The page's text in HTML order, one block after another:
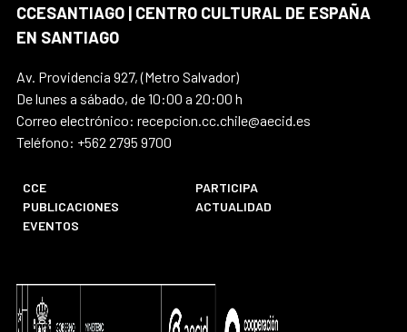
CCESANTIAGO | CENTRO CULTURAL DE ESPAÑA
EN SANTIAGO
Av. Providencia 927, (Metro Salvador)
De lunes a sábado, de 10:00 a 20:00 h
Correo electrónico: recepcion.cc.chile@aecid.es
Teléfono: +562 2795 9700
CCE
PARTICIPA
PUBLICACIONES
ACTUALIDAD
EVENTOS